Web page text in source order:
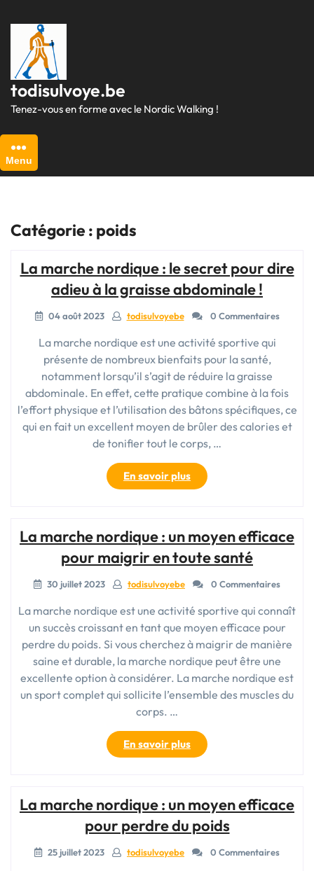
au
contenu
todisulvoye.be
Tenez-vous en forme avec le Nordic Walking !
Menu
Catégorie : poids
La marche nordique : le secret pour dire
adieu à la graisse abdominale !
04 août 2023 todisulvoyebe 0 Commentaires
La marche nordique est une activité sportive qui
présente de nombreux bienfaits pour la santé,
notamment lorsqu’il s’agit de réduire la graisse
abdominale. En effet, cette pratique combine à la fois
l’effort physique et l’utilisation des bâtons spécifiques, ce
qui en fait un excellent moyen de brûler des calories et
de tonifier tout le corps, …
En savoir plus« La
marche
le
secret
pour
dire
à
la
graisse
abdominale
! »
La marche nordique : un moyen efficace
pour maigrir en toute santé
30 juillet 2023 todisulvoyebe 0 Commentaires
La marche nordique est une activité sportive qui connaît
un succès croissant en tant que moyen efficace pour
perdre du poids. Si vous cherchez à maigrir de manière
saine et durable, la marche nordique peut être une
excellente option à considérer. La marche nordique est
un sport complet qui sollicite l’ensemble des muscles du
corps. …
En savoir plus« La
marche
un
moyen
efficace
pour
La marche nordique : un moyen efficace
pour perdre du poids
25 juillet 2023 todisulvoyebe 0 Commentaires